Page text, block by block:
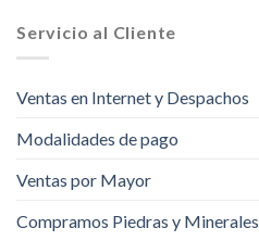
Servicio al Cliente
Ventas en Internet y Despachos
Modalidades de pago
Ventas por Mayor
Compramos Piedras y Minerales